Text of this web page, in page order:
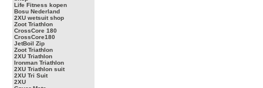
Life Fitness kopen
Bosu Nederland
2XU wetsuit shop
Zoot Triathlon
CrossCore 180
CrossCore180
JetBoil Zip
Zoot Triathlon
2XU Triathlon
Ironman Triathlon
2XU Triathlon suit
2XU Tri Suit
2XU